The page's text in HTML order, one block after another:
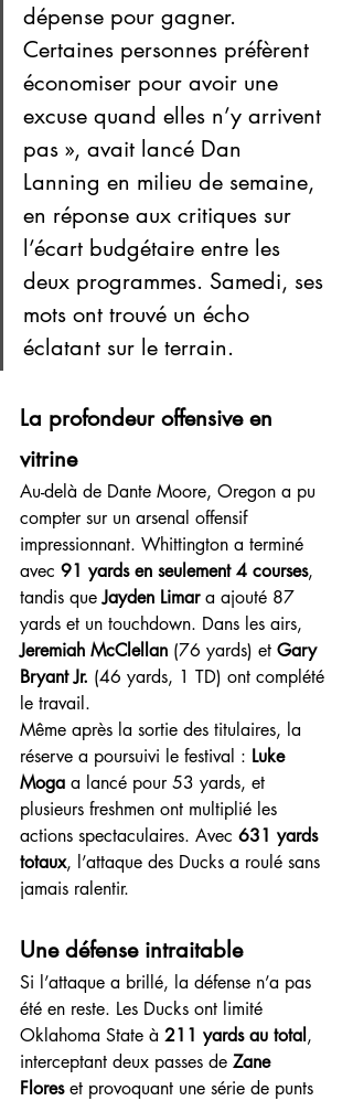
dépense pour gagner.
Certaines personnes préfèrent
économiser pour avoir une
excuse quand elles n’y arrivent
pas », avait lancé Dan
Lanning en milieu de semaine,
en réponse aux critiques sur
l’écart budgétaire entre les
deux programmes. Samedi, ses
mots ont trouvé un écho
éclatant sur le terrain.
La profondeur offensive en
vitrine
Au-delà de Dante Moore, Oregon a pu
compter sur un arsenal offensif
impressionnant. Whittington a terminé
avec 91 yards en seulement 4 courses,
tandis que Jayden Limar a ajouté 87
yards et un touchdown. Dans les airs,
Jeremiah McClellan (76 yards) et Gary
Bryant Jr. (46 yards, 1 TD) ont complété
le travail.
Même après la sortie des titulaires, la
réserve a poursuivi le festival : Luke
Moga a lancé pour 53 yards, et
plusieurs freshmen ont multiplié les
actions spectaculaires. Avec 631 yards
totaux, l’attaque des Ducks a roulé sans
jamais ralentir.
Une défense intraitable
Si l’attaque a brillé, la défense n’a pas
été en reste. Les Ducks ont limité
Oklahoma State à 211 yards au total,
interceptant deux passes de Zane
Flores et provoquant une série de punts